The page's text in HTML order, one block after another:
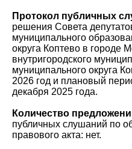
Протокол публичных
решения Совета
муниципального
округа Коптево в городе
внутригородского
муниципального округа
2026 год и плановый
декабря 2025 года.
Количество
публичных слушаний по
правового акта: нет.